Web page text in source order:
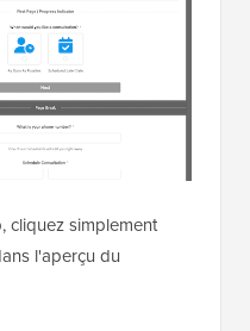
cliquez simplement
l'aperçu du